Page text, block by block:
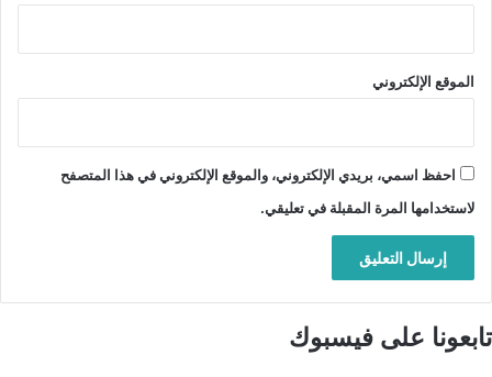
الموقع الإلكتروني
احفظ اسمي، بريدي الإلكتروني، والموقع الإلكتروني في هذا المتصفح
لاستخدامها المرة المقبلة في تعليقي.
تابعونا على فيسبوك